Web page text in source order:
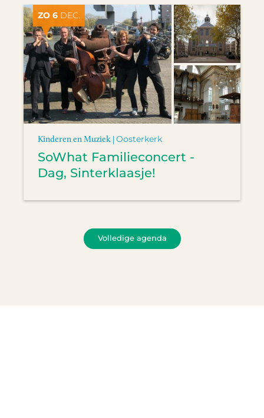
ZO 6 DEC.
Kinderen en Muziek |Oosterkerk
SoWhat Familieconcert -
Dag, Sinterklaasje!
Volledige agenda